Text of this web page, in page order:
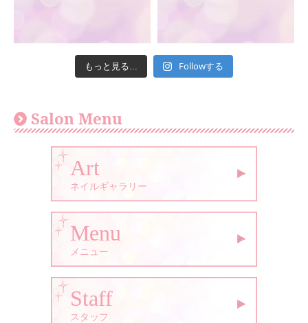
もっと見る... Followする
Salon Menu
Art
ネイルギャラリー
Menu
メニュー
Staff
スタッフ